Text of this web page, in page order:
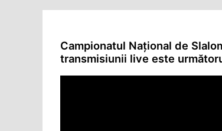
Campionatul Național de
transmisiunii live este